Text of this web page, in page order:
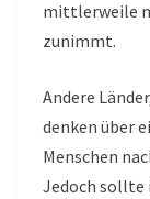
mittlerweile
zunimmt.
Andere
denken über
Menschen
Jedoch sollte